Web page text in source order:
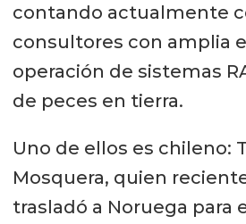
contando actualmente
consultores con amplia
operación de sistemas
de peces en tierra.
Uno de ellos es chileno:
Mosquera, quien
trasladó a Noruega para